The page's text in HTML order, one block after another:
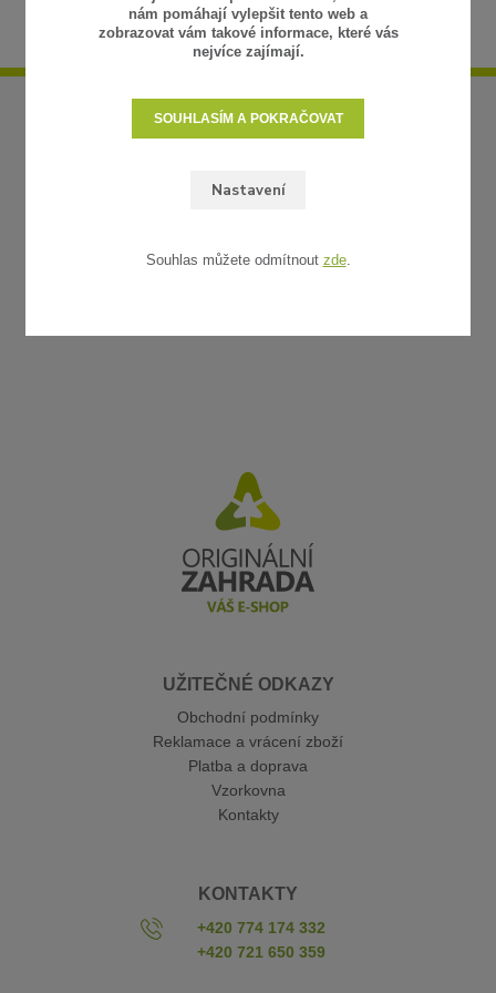
UŽITEČNÉ ODKAZY
Obchodní podmínky
Reklamace a vrácení zboží
Platba a doprava
Vzorkovna
Kontakty
KONTAKTY
+420 774 174 332
+420 721 650 359
nám pomáhají vylepšit tento web a
zobrazovat vám takové informace, které vás
nejvíce zajímají.
Nastavení
SOUHLASÍM A POKRAČOVAT
Souhlas můžete odmítnout zde.